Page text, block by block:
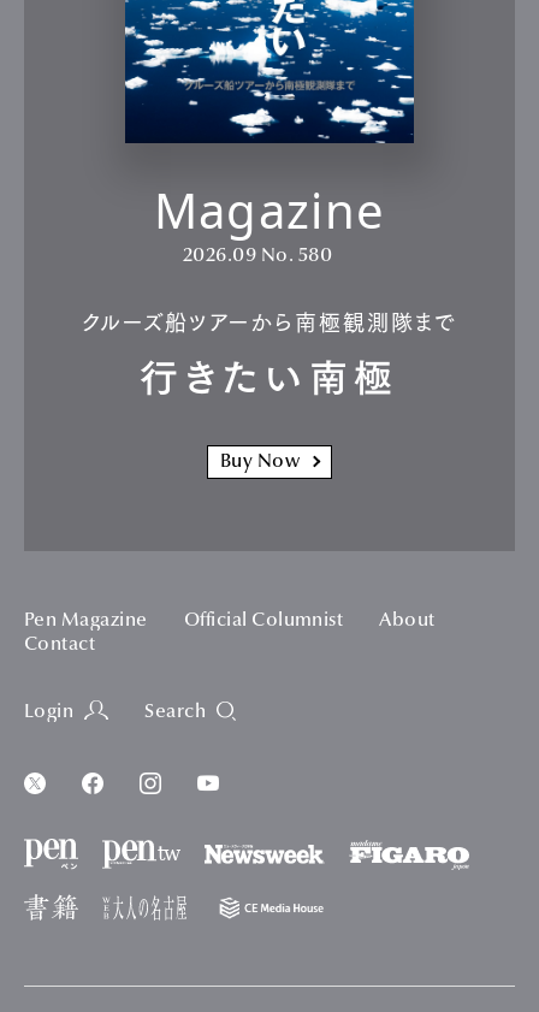
Magazine
2026.09 No. 580
クルーズ船ツアーから南極観測隊まで
行きたい南極
Buy Now
Pen Magazine Official Columnist
About
Contact
Login Search